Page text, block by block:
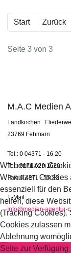
Start Zurück
Seite 3 von 3
M.A.C Medien
Landkirchen .
23769 Fehmarn
Tel.: 0 04371 - 16 20
Tel.: 0171 629 1620
Fax: 0 4371 - 55 32
E-Mail:
info@medien-agentur-
Wir benutzen
Wir nutzen Cookies
essenziell für den
helfen, diese
(Tracking
Cookies zulassen
Ablehnung
Seite zur Verfügung